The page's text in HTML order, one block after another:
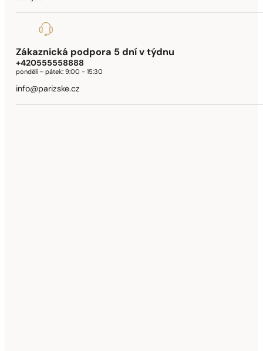
Zákaznická podpora 5 dní v týdnu
+420555558888
pondělí – pátek:9:00 - 15:30
info@parizske.cz